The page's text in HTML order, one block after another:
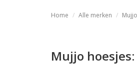
Home Alle merken Mujjo
Mujjo